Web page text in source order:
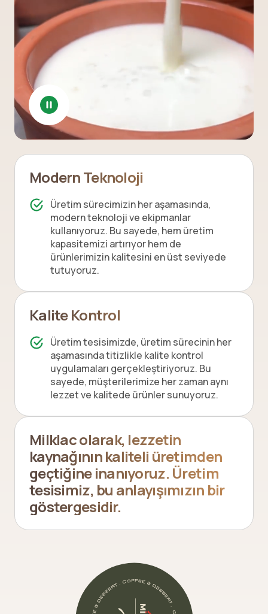
Modern Teknoloji
Üretim sürecimizin her aşamasında,
modern teknoloji ve ekipmanlar
kullanıyoruz. Bu sayede, hem üretim
kapasitemizi artırıyor hem de
ürünlerimizin kalitesini en üst seviyede
tutuyoruz.
Kalite Kontrol
Üretim tesisimizde, üretim sürecinin her
aşamasında titizlikle kalite kontrol
uygulamaları gerçekleştiriyoruz. Bu
sayede, müşterilerimize her zaman aynı
lezzet ve kalitede ürünler sunuyoruz.
Milklac olarak, lezzetin
kaynağının kaliteli üretimden
geçtiğine inanıyoruz. Üretim
tesisimiz, bu anlayışımızın bir
göstergesidir.